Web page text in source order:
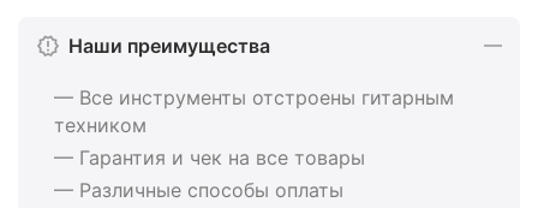
Наши преимущества
— Все инструменты отстроены гитарным
техником
— Гарантия и чек на все товары
— Различные способы оплаты